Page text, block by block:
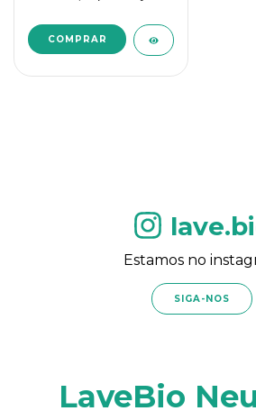
Estamos no
SIGA-NOS
LaveBio